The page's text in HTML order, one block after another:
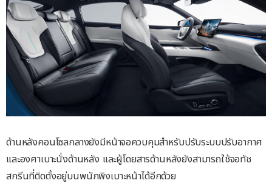
ด้านหลังคอนโซลกลางยังมีหน้าจอควบคุมสำหรับปรับระบบปรับอากาศ
และองศาเบาะนั่งด้านหลัง และผู้โดยสารด้านหลังยังสามารถใช้จอทัช
สกรีนที่ติดตั้งอยู่บนพนักพิงเบาะหน้าได้อีกด้วย